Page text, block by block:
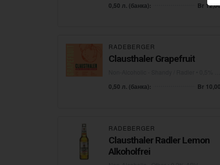
0,50 л. (банка): Br
RADEBERGER
Clausthaler Grapefruit
0,50 л. (банка): Br 10,00
RADEBERGER
Clausthaler Radler Lemon
Alkoholfrei